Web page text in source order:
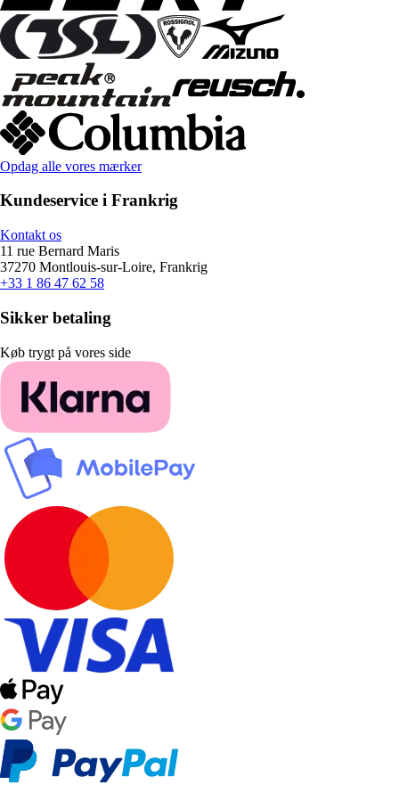
Opdag alle vores mærker
Kundeservice i Frankrig
Kontakt os
11 rue Bernard Maris
37270 Montlouis-sur-Loire, Frankrig
+33 1 86 47 62 58
Sikker betaling
Køb trygt på vores side